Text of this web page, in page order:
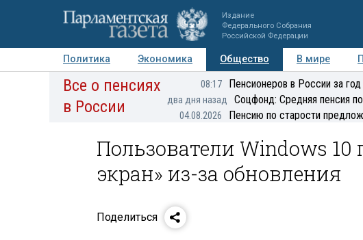
Издание
Федерального Собрания
Российской Федерации
Политика Экономика Общество В мире
Авторы Персоны Мнения Регионы
Все о пенсиях
в России
08:17 Пенсионеров в России за
два дня назад Соцфонд: Средняя пенсия
04.08.2026 Пенсию по старости
Пользователи Windows
экран» из-за обновления
Поделиться